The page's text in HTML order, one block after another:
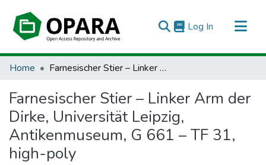
Log In (current)
All of OPARA
Home Farnesischer Stier – Linker Arm der Dirke, Universität Leipzig, Antikenmuseum, G 661 – TF 31, high-poly
Farnesischer Stier – Linker Arm der
Dirke, Universität Leipzig,
Antikenmuseum, G 661 – TF 31,
high-poly